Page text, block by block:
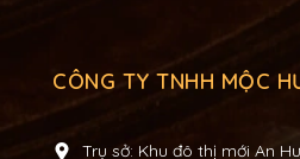
CÔNG TY TNHH MỘC
Trụ sở: Khu đô thị mới An